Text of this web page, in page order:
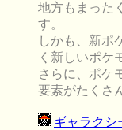
地方もまった
す。
しかも、新ポ
く新しいポケ
さらに、ポケ
要素がたくさ
ギャラクシ